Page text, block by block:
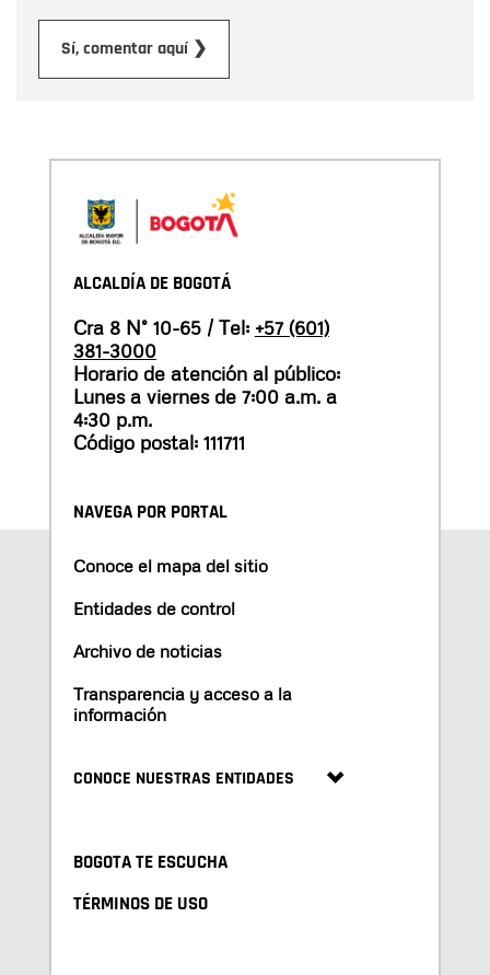
Sí, comentar aquí ❯
ALCALDÍA DE BOGOTÁ
Cra 8 N° 10-65 / Tel: +57 (601)
381-3000
Horario de atención al público:
Lunes a viernes de 7:00 a.m. a
4:30 p.m.
Código postal: 111711
NAVEGA POR PORTAL
Conoce el mapa del sitio
Entidades de control
Archivo de noticias
Transparencia y acceso a la
información
CONOCE NUESTRAS ENTIDADES
BOGOTA TE ESCUCHA
TÉRMINOS DE USO